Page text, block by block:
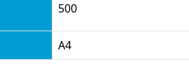
500
A4